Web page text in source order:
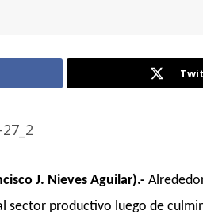
J. Nieves Aguilar).-
sector productivo luego de culmi